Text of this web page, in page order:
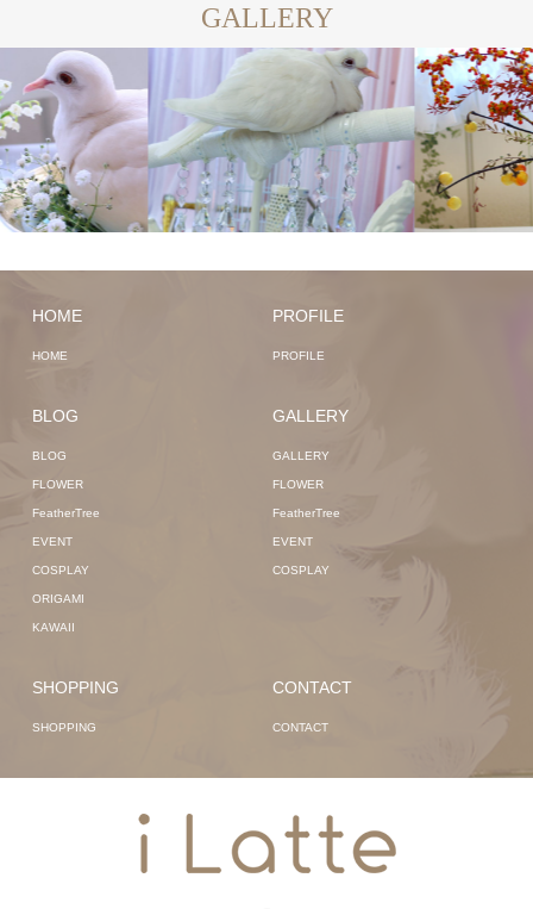
GALLERY
HOME
HOME
PROFILE
PROFILE
BLOG
BLOG
FLOWER
FeatherTree
EVENT
COSPLAY
ORIGAMI
KAWAII
GALLERY
GALLERY
FLOWER
FeatherTree
EVENT
COSPLAY
SHOPPING
SHOPPING
CONTACT
CONTACT